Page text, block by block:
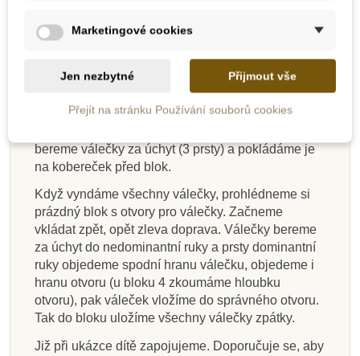
Dítě si osvojuje
nové pojmy
úzký, vysoký - nízký, velký - malý.
Základní pracovní postup
Nejprve ukážeme, jak se blok s válečky nosí. Blok
držíme oběma rukama vždy za vnější konec.
bereme válečky za úchyt (3 prsty) a pokládáme je
na kobereček před blok.
Když vyndáme všechny válečky, prohlédneme si
prázdný blok s otvory pro válečky. Začneme
vkládat zpět, opět zleva doprava. Válečky bereme
za úchyt do nedominantní ruky a prsty dominantní
ruky objedeme spodní hranu válečku, objedeme i
hranu otvoru (u bloku 4 zkoumáme hloubku
otvoru), pak váleček vložíme do správného otvoru.
Tak do bloku uložíme všechny válečky zpátky.
Již při ukázce dítě zapojujeme. Doporučuje se, aby
Marketingové cookies
Jen nezbytné Přijmout vše
Přejít na stránku Používání souborů cookies